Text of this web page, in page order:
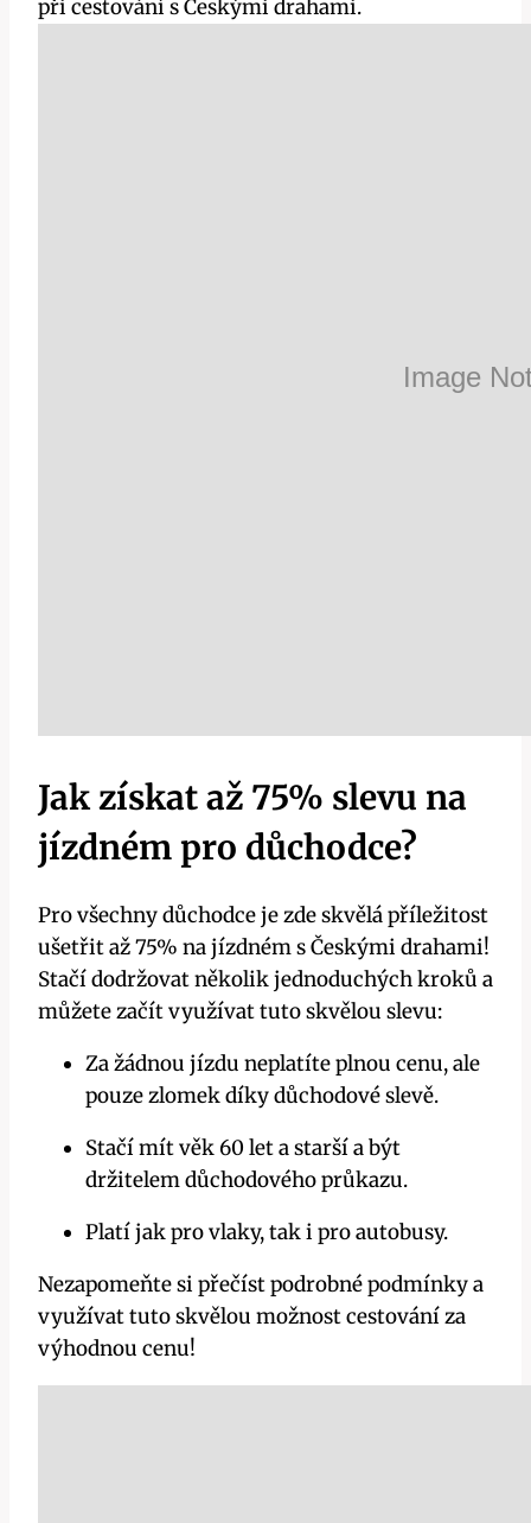
při cestování s Českými drahami.
Jak získat až 75% slevu na
jízdném pro důchodce?
Pro všechny důchodce je zde skvělá příležitost
ušetřit až 75% na jízdném s Českými drahami!
Stačí dodržovat několik jednoduchých kroků a
můžete začít využívat tuto skvělou slevu:
Za žádnou jízdu neplatíte plnou cenu, ale
pouze zlomek díky důchodové slevě.
Stačí mít věk 60 let a starší a být
držitelem důchodového průkazu.
Platí jak pro vlaky, tak i pro autobusy.
Nezapomeňte si přečíst podrobné podmínky a
využívat tuto skvělou možnost cestování za
výhodnou cenu!